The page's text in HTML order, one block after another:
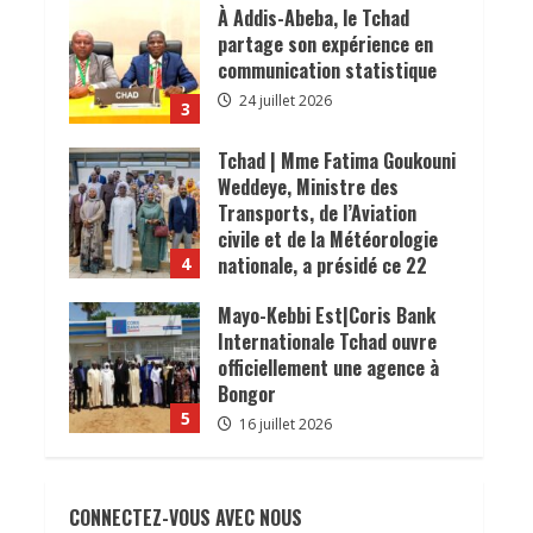
𝐜𝐨𝐧𝐬𝐨𝐦𝐦𝐚𝐭𝐞𝐮𝐫𝐬.
24 juillet 2026
3
À Addis-Abeba, le Tchad
partage son expérience en
communication statistique
24 juillet 2026
4
Tchad | Mme Fatima Goukouni
Weddeye, Ministre des
Transports, de l’Aviation
civile et de la Météorologie
nationale, a présidé ce 22
interministérielle consacrée
à la mise en œuvre de la
décision du président de la
République, le Maréchal
Mahamat Idriss Déby Itno,
5
Mayo-Kebbi Est|Coris Bank
Internationale Tchad ouvre
officiellement une agence à
Bongor
16 juillet 2026
𝐚𝐬𝐬𝐨𝐜𝐢é𝐬 𝐚𝐮𝐱 𝐚𝐜𝐭𝐢𝐨𝐧𝐬 𝐝𝐞
CONNECTEZ-VOUS AVEC NOUS